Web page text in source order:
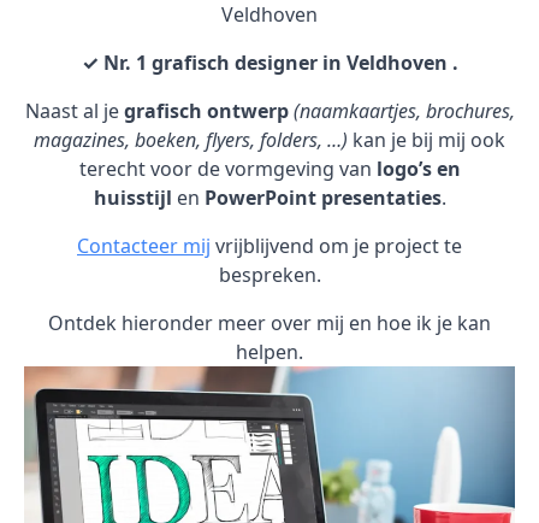
Veldhoven
✓ Nr. 1 grafisch designer in Veldhoven .
Naast al jegrafisch ontwerp (naamkaartjes, brochures,
magazines, boeken, flyers, folders, …) kan je bij mij ook
terecht voor de vormgeving van logo’s en
huisstijl en PowerPoint presentaties.
Contacteer mij vrijblijvend om je project te
bespreken.
Ontdek hieronder meer over mij en hoe ik je kan
helpen.